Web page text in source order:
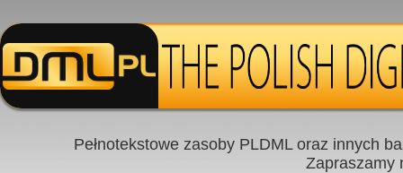
Pełnotekstowe zasoby PLDML oraz innych
Zapraszamy